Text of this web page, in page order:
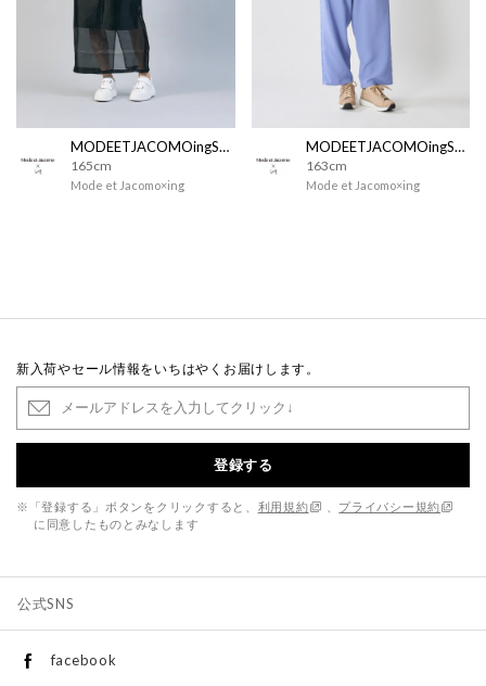
MODEETJACOMOingSTAFF
165cm
Mode et Jacomo×ing
MODEETJACOMOingSTAFF
163cm
Mode et Jacomo×ing
新入荷やセール情報をいちはやくお届けします。
登録する
※「登録する」ボタンをクリックすると、 利用規約
プライバシー規約
に同意したものとみなします
公式SNS
facebook